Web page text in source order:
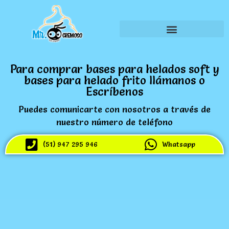
Para comprar bases para helados soft y
bases para helado frito llámanos o
Escríbenos
Puedes comunicarte con nosotros a través de
nuestro número de teléfono
(51) 947 295 946 Whatsapp